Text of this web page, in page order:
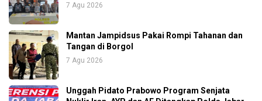
7 Agu 2026
Mantan Jampidsus Pakai Rompi Tahanan dan
Tangan di Borgol
7 Agu 2026
Unggah Pidato Prabowo Program Senjata